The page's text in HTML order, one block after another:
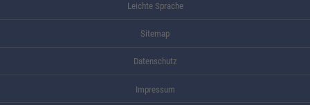
Leichte Sprache
Sitemap
Datenschutz
Impressum